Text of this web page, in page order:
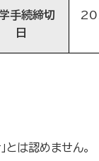
手続締切
日
とは認めません。